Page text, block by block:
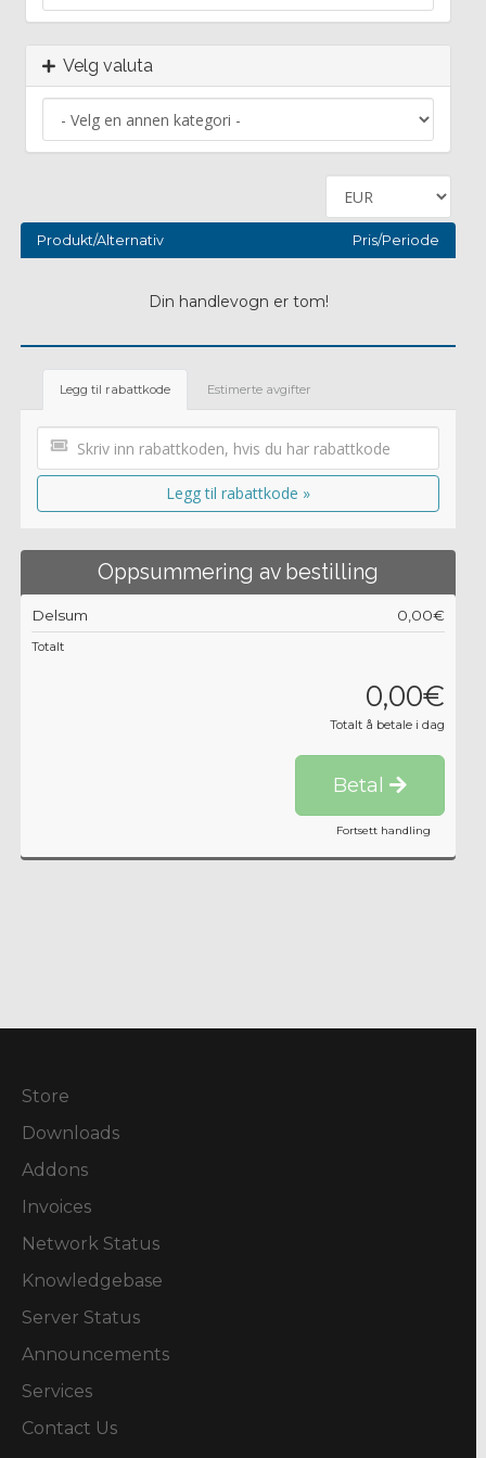
Velg valuta
Produkt/Alternativ Pris/Periode
Din handlevogn er tom!
Legg til rabattkode Estimerte avgifter
Legg til rabattkode »
Oppsummering av bestilling
Delsum 0,00€
Totalt
0,00€
Totalt å betale i dag
Betal
Fortsett handling
Store
Downloads
Addons
Invoices
Network Status
Knowledgebase
Server Status
Announcements
Services
Contact Us